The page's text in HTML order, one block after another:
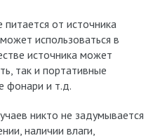
от источника
использоваться в
источника может
так и портативные
фонари и т.д.
никто не задумывается
наличии влаги,